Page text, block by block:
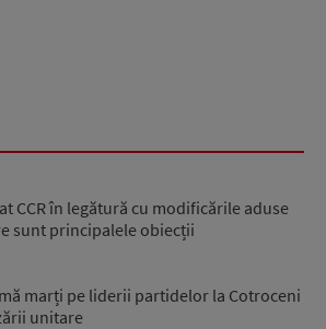
CCR în legătură cu modificările aduse
sunt principalele obiecții
marți pe liderii partidelor la Cotroceni
unitare